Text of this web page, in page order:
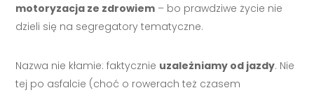
motoryzacja ze zdrowiem – bo prawdziwe życie nie
dzieli się na segregatory tematyczne.
Nazwa nie kłamie: faktycznie uzależniamy od jazdy. Nie
tej po asfalcie (choć o rowerach też czasem